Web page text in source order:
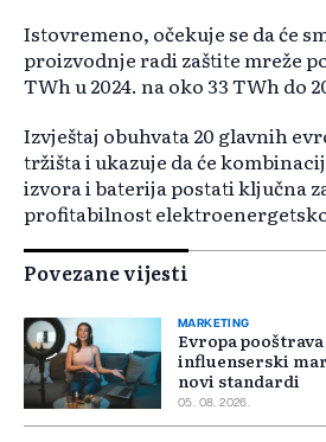
Istovremeno, očekuje se da će
proizvodnje radi zaštite mreže
TWh u 2024. na oko 33 TWh do
Izvještaj obuhvata 20 glavnih
tržišta i ukazuje da će
izvora i baterija postati ključna
profitabilnost
Povezane vijesti
MARKETING
Evropa
influenserski
novi standardi
05. 08. 2026.